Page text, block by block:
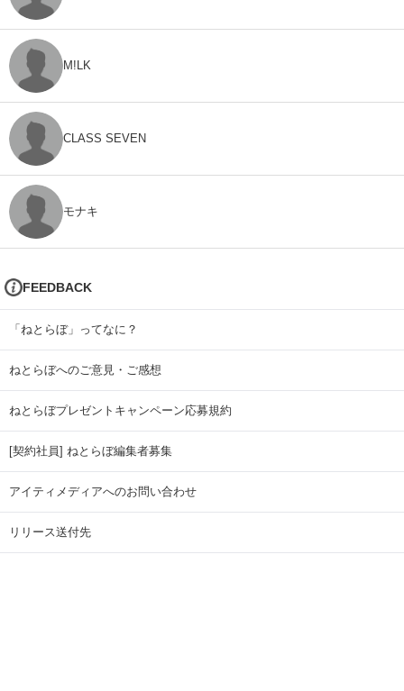
M!LK
CLASS SEVEN
モナキ
FEEDBACK
「ねとらぼ」ってなに？
ねとらぼへのご意見・ご感想
ねとらぼプレゼントキャンペーン応募規約
[契約社員] ねとらぼ編集者募集
アイティメディアへのお問い合わせ
リリース送付先